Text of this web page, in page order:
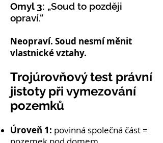
Omyl 3: „Soud to později
opraví.“
Neopraví. Soud nesmí měnit
vlastnické vztahy.
Trojúrovňový test právní
jistoty při vymezování
pozemků
Úroveň 1: povinná společná část =